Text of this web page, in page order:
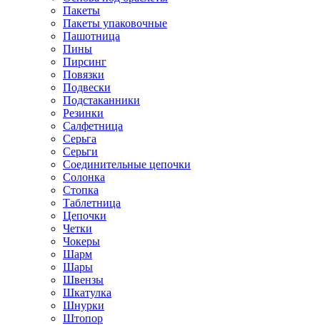
Пакеты
Пакеты упаковочные
Пашотница
Пины
Пирсинг
Повязки
Подвески
Подстаканники
Резинки
Салфетница
Серьга
Серьги
Соединительные цепочки
Солонка
Стопка
Таблетница
Цепочки
Четки
Чокеры
Шарм
Шары
Швензы
Шкатулка
Шнурки
Штопор